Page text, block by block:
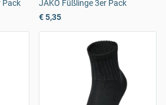
Pack
JAKO Füßlinge 3er Pack
€ 5,35